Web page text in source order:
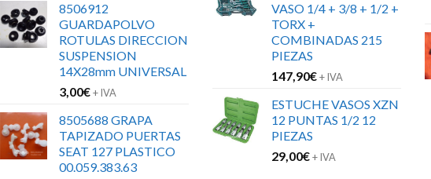
8506912
GUARDAPOLVO
ROTULAS DIRECCION
SUSPENSION
14X28mm UNIVERSAL
3,00€+ IVA
8505688 GRAPA
TAPIZADO PUERTAS
SEAT 127 PLASTICO
00.059.383.63
VASO 1/4 + 3/8 + 1/2 +
TORX +
COMBINADAS 215
PIEZAS
147,90€+ IVA
ESTUCHE VASOS XZN
12 PUNTAS 1/2 12
PIEZAS
29,00€+ IVA